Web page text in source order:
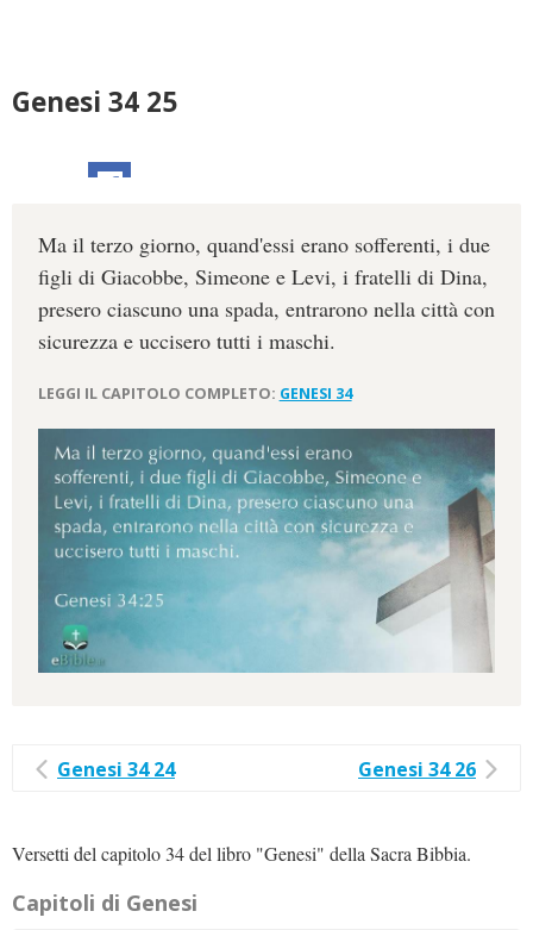
Genesi 34 25
Ma il terzo giorno, quand'essi erano sofferenti, i due
figli di Giacobbe, Simeone e Levi, i fratelli di Dina,
presero ciascuno una spada, entrarono nella città con
sicurezza e uccisero tutti i maschi.
LEGGI IL CAPITOLO COMPLETO: GENESI 34
Genesi 34 24 Genesi 34 26
Versetti del capitolo 34 del libro "Genesi" della Sacra Bibbia.
Capitoli di Genesi